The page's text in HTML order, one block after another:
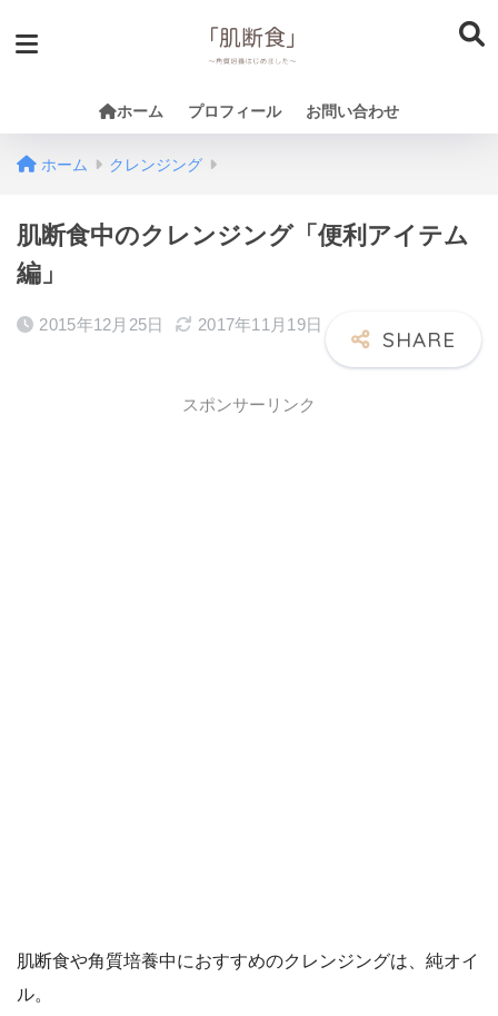
ホーム プロフィール お問い合わせ
ホーム クレンジング
肌断食中のクレンジング「便利アイテム
編」
2015年12月25日 2017年11月19日
スポンサーリンク
肌断食や角質培養中におすすめのクレンジングは、純オイ
ル。